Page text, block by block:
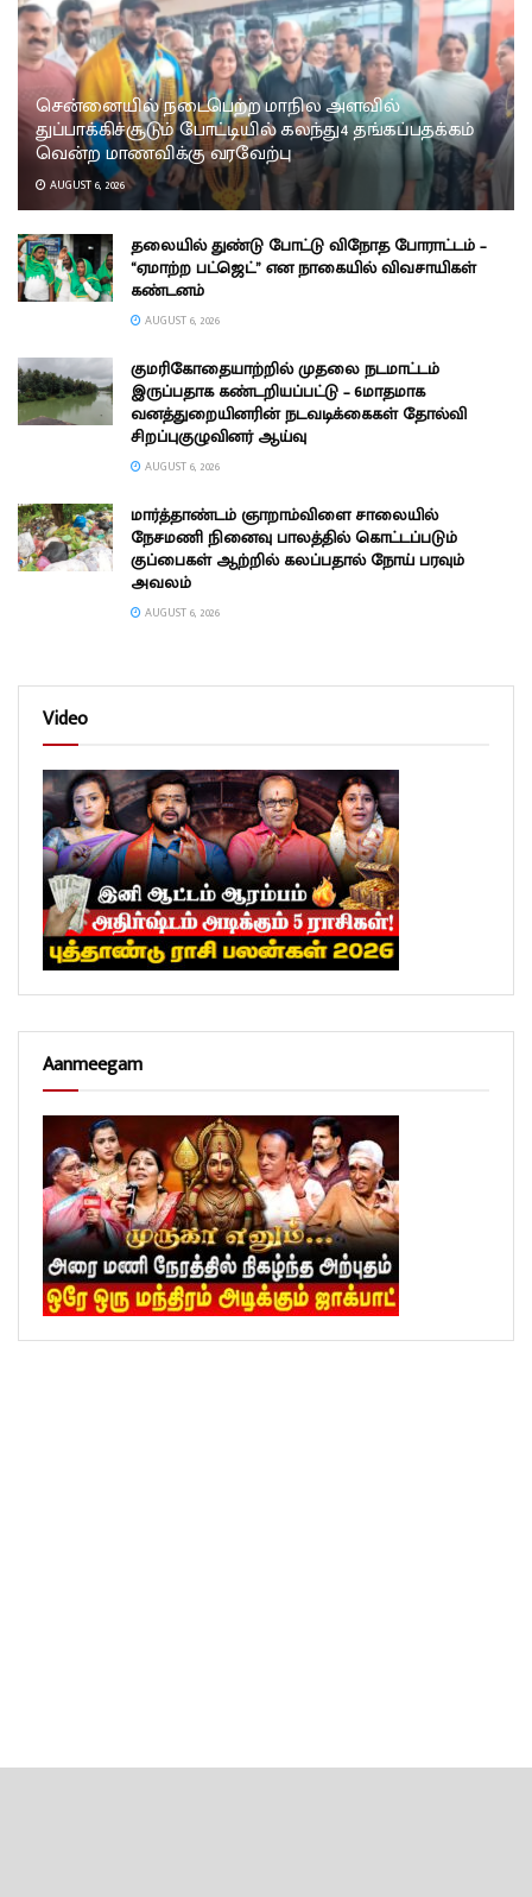
சென்னையில் நடைபெற்ற மாநில அளவில்
துப்பாக்கிச்சூடும் போட்டியில் கலந்து4 தங்கப்பதக்கம்
வென்ற மாணவிக்கு வரவேற்பு
AUGUST 6, 2026
தலையில் துண்டு போட்டு விநோத போராட்டம் –
“ஏமாற்ற பட்ஜெட்” என நாகையில் விவசாயிகள்
கண்டனம்
AUGUST 6, 2026
குமரிகோதையாற்றில் முதலை நடமாட்டம்
இருப்பதாக கண்டறியப்பட்டு – 6மாதமாக
வனத்துறையினரின் நடவடிக்கைகள் தோல்வி
சிறப்புகுழுவினர் ஆய்வு
AUGUST 6, 2026
மார்த்தாண்டம் ஞாறாம்விளை சாலையில்
நேசமணி நினைவு பாலத்தில் கொட்டப்படும்
குப்பைகள் ஆற்றில் கலப்பதால் நோய் பரவும்
அவலம்
AUGUST 6, 2026
Video
Aanmeegam